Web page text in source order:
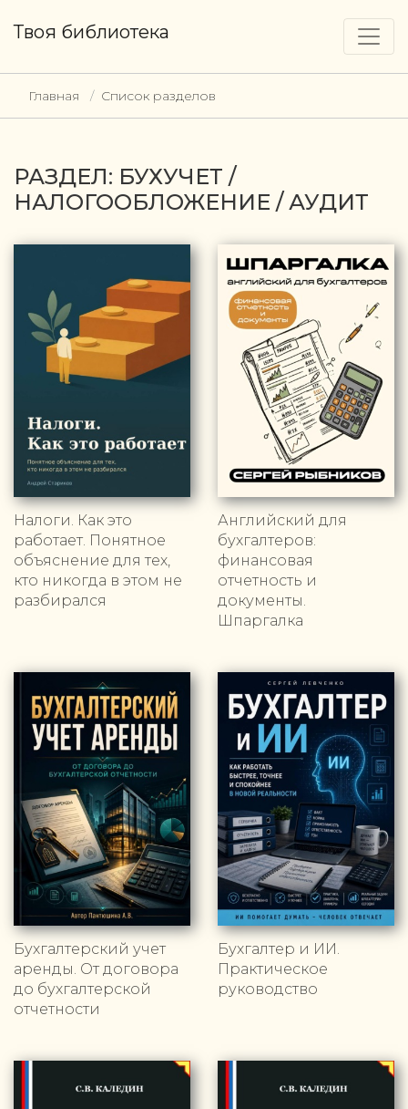
Твоя библиотека
Главная Список разделов
РАЗДЕЛ: БУХУЧЕТ /
НАЛОГООБЛОЖЕНИЕ / АУДИТ
Налоги. Как это
работает. Понятное
объяснение для тех,
кто никогда в этом не
разбирался
Английский для
бухгалтеров:
финансовая
отчетность и
документы.
Шпаргалка
Бухгалтерский учет
аренды. От договора
до бухгалтерской
отчетности
Бухгалтер и ИИ.
Практическое
руководство